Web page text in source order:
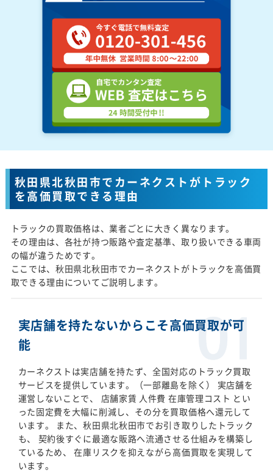
秋田県北秋田市でカーネクストがトラック
を高価買取できる理由
トラックの買取価格は、業者ごとに大きく異なります。
その理由は、各社が持つ販路や査定基準、取り扱いできる車両
の幅が違うためです。
ここでは、秋田県北秋田市でカーネクストがトラックを高価買
取できる理由についてご説明します。
実店舗を持たないからこそ高価買取が可
能
カーネクストは実店舗を持たず、全国対応のトラック買取
サービスを提供しています。（一部離島を除く） 実店舗を
運営しないことで、 店舗家賃 人件費 在庫管理コスト とい
った固定費を大幅に削減し、その分を買取価格へ還元して
います。 また、秋田県北秋田市でお引き取りしたトラック
も、 契約後すぐに最適な販路へ流通させる仕組みを構築し
ているため、 在庫リスクを抑えながら高価買取を実現して
います。